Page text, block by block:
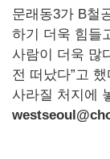
문래동3가 B철
하기 더욱 힘들
사람이 더욱 많
전 떠났다”고
사라질 처지에